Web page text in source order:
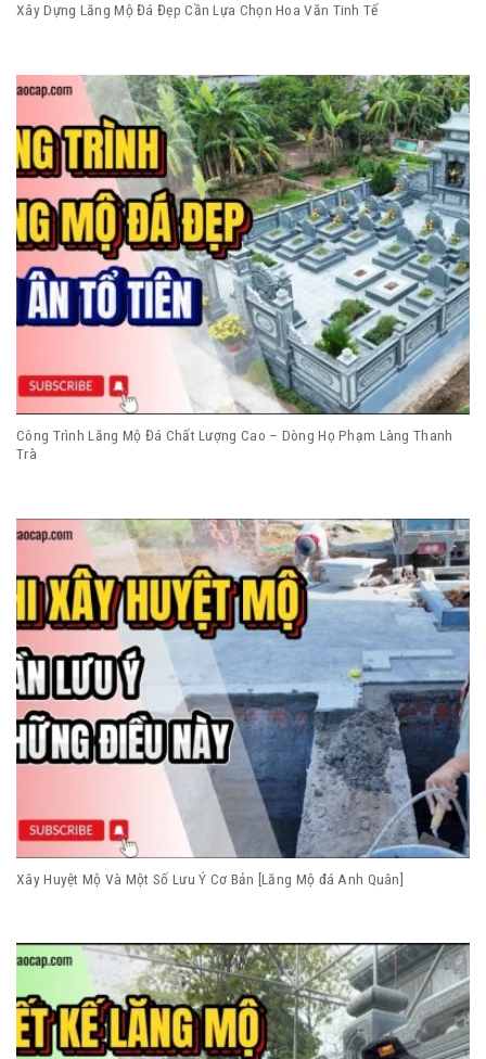
Xây Dựng Lăng Mộ Đá Đẹp Cần Lựa Chọn Hoa Văn Tinh Tế
Công Trình Lăng Mộ Đá Chất Lượng Cao – Dòng Họ Phạm Làng Thanh
Trà
Xây Huyệt Mộ Và Một Số Lưu Ý Cơ Bản [Lăng Mộ đá Anh Quân]